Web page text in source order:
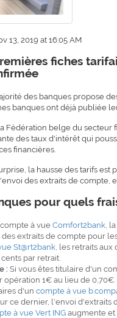
13, 2019 at 16:05 AM
fiches
des banques propose
banques ont déjà publiée
Fédération belge du secteur
des taux d'intérêt qui
financières.
la hausse des tarifs
des extraits de compte,
pour quels
à vue Comfort2bank ,
des extraits de compte pour
St@rt2bank , les retraits
par retrait.
: Si vous êtes titulaire d'un
opération 1€ au lieu de
d'un compte à vue
ce dernier, l'envoi d'extraits
à vue Vert ING augmente et